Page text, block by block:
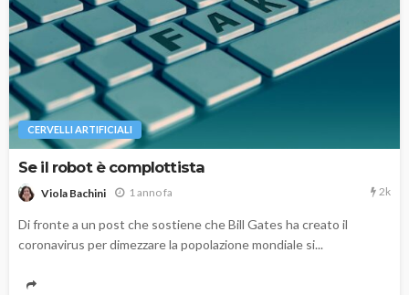
CERVELLI ARTIFICIALI
Se il robot è complottista
Viola Bachini 1 anno fa 2k
Di fronte a un post che sostiene che Bill Gates ha creato il
coronavirus per dimezzare la popolazione mondiale si...